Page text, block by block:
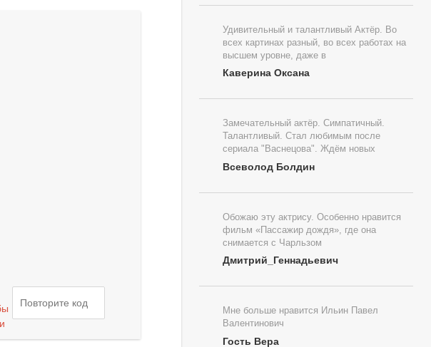
Удивительный и талантливый Актёр. Во
всех картинах разный, во всех работах на
высшем уровне, даже в
Каверина Оксана
Замечательный актёр. Симпатичный.
Талантливый. Стал любимым после
сериала "Васнецова". Ждём новых
Всеволод Болдин
Обожаю эту актрису. Особенно нравится
фильм «Пассажир дождя», где она
снимается с Чарльзом
Дмитрий_Геннадьевич
Мне больше нравится Ильин Павел
Валентинович
Гость Вера